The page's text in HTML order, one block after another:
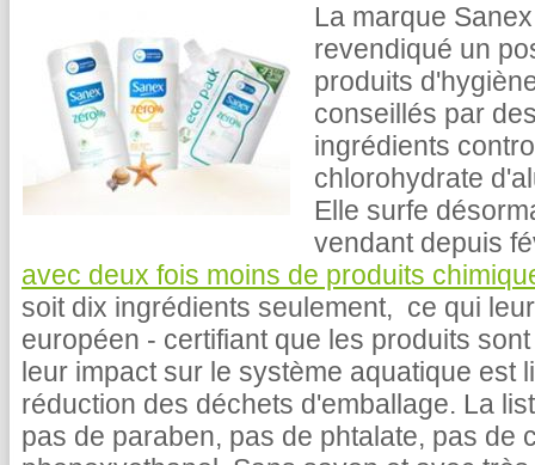
La marque
revendiqué un
produits
conseillés par
ingrédients
chlorohydrate
Elle surfe
vendant depuis
avec deux fois moins de produits
soit dix ingrédients seulement, ce qui
européen - certifiant que les produits
leur impact sur le système aquatique est
réduction des déchets d'emballage. La
pas de paraben, pas de phtalate, pas de